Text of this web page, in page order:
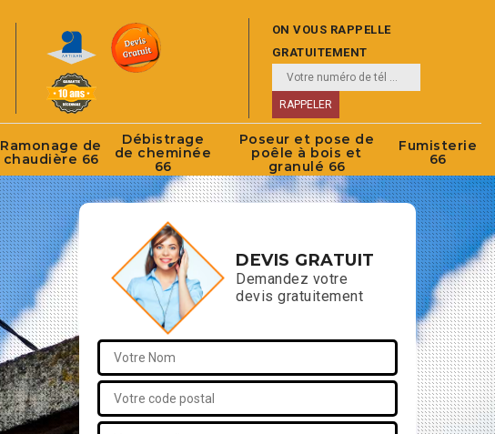
ON VOUS RAPPELLE
GRATUITEMENT
Ramonage de
chaudière 66
Débistrage
de cheminée
66
Poseur et pose de
poêle à bois et
granulé 66
Fumisterie
66
DEVIS GRATUIT
Demandez votre
devis gratuitement